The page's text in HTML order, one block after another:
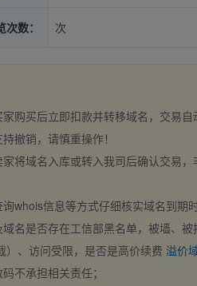
次数： 次
购买后立即扣款并转移域名，交易
撤销，请慎重操作！
将域名入库或转入我司后确认交易
whois信息等方式仔细核实域名到期
名是否存在工信部黑名单，被墙、
）、访问受限，是否是高价续费 溢价
不承担相关责任；